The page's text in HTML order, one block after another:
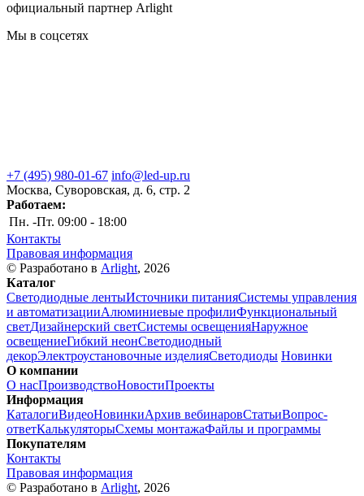
официальный партнер Arlight
Мы в соцсетях
+7 (495) 980-01-67 info@led-up.ru
Москва, Суворовская, д. 6, стр. 2
Работаем:
Пн. -Пт. 09:00 - 18:00
Контакты
Правовая информация
© Разработано в Arlight, 2026
Каталог
Светодиодные лентыИсточники питанияСистемы управления
и автоматизацииАлюминиевые профилиФункциональный
светДизайнерский светСистемы освещенияНаружное
освещениеГибкий неонСветодиодный
декорЭлектроустановочные изделияСветодиоды Новинки
О компании
О насПроизводствоНовостиПроекты
Информация
КаталогиВидеоНовинкиАрхив вебинаровСтатьиВопрос-
ответКалькуляторыСхемы монтажаФайлы и программы
Покупателям
Контакты
Правовая информация
© Разработано в Arlight, 2026